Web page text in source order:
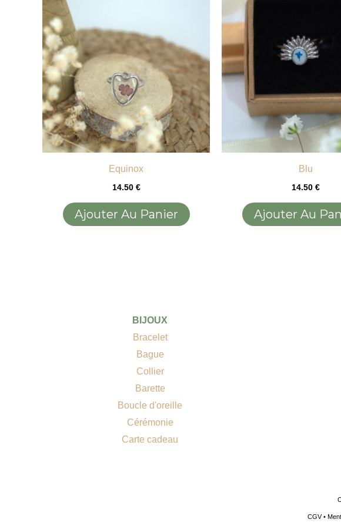
Equinox
14.50 €
Ajouter Au Panier
Blu
14.50 €
Ajouter Au
BIJOUX
Bracelet
Bague
Collier
Barette
Boucle d'oreille
Cérémonie
Carte cadeau
CGV•